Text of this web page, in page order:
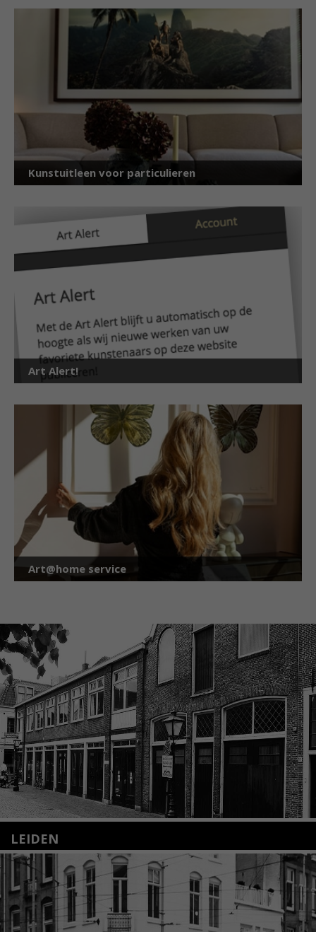
Kunstuitleen voor particulieren
Art Alert!
Art@home service
LEIDEN
Nieuwstraat 35
2312 KA Leiden
+31(0)71 – 52 84 480
info@kunsthuisleiden.nl